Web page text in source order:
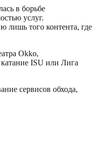
в борьбе
услуг.
лишь того контента, где
Okko,
ISU или Лига
сервисов обхода,